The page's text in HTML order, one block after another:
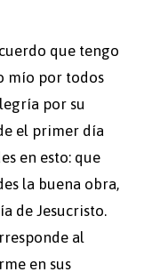
que tengo
mío por todos
por su
el primer día
en esto: que
la buena obra,
de Jesucristo.
al
en sus